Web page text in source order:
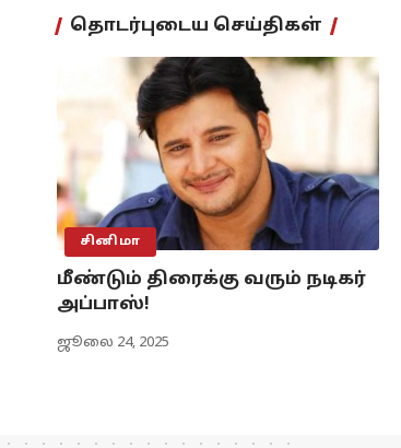
தொடர்புடைய செய்திகள்
சினிமா
மீண்டும் திரைக்கு வரும் நடிகர்
அப்பாஸ்!
ஜூலை 24, 2025